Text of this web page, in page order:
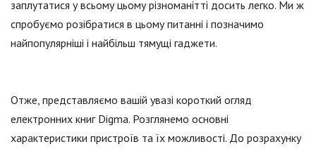
заплутатися у всьому цьому різноманітті досить легко. Ми ж
спробуємо розібратися в цьому питанні і позначимо
найпопулярніші і найбільш тямущі гаджети.
Отже, представляємо вашій увазі короткий огляд
електронних книг Digma. Розглянемо основні
характеристики пристроїв та їх можливості. До розрахунку